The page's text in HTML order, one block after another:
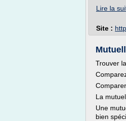
Lire la
Site :
Trouver
Comparer
La
Une
bien